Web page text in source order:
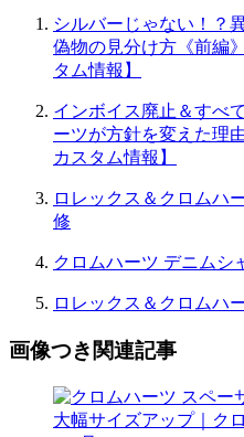
シルバーじゃない！？
偽物の見分け方《前編
タム情報】
インボイス廃止＆すべ
ーツが方針を変えた理
カスタム情報】
ロレックス＆クロムハ
修
クロムハーツ デニムシ
ロレックス＆クロムハ
画像つき関連記事